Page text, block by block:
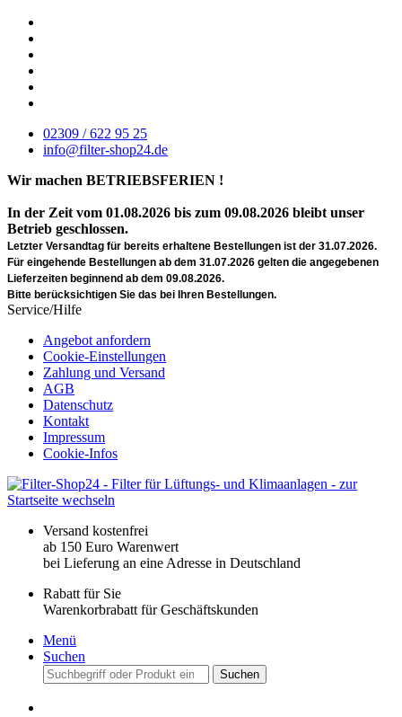
02309 / 622 95 25
info@filter-shop24.de
Wir machen BETRIEBSFERIEN !
In der Zeit vom 01.08.2026 bis zum 09.08.2026 bleibt unser
Betrieb geschlossen.
Letzter Versandtag für bereits erhaltene Bestellungen ist der 31.07.2026.
Für eingehende Bestellungen ab dem 31.07.2026 gelten die angegebenen
Lieferzeiten beginnend ab dem 09.08.2026.
Bitte berücksichtigen Sie das bei Ihren Bestellungen.
Service/Hilfe
Angebot anfordern
Cookie-Einstellungen
Zahlung und Versand
AGB
Datenschutz
Kontakt
Impressum
Cookie-Infos
Versand kostenfrei
ab 150 Euro Warenwert
bei Lieferung an eine Adresse in Deutschland
Rabatt für Sie
Warenkorbrabatt für Geschäftskunden
Menü
Suchen
Suchen